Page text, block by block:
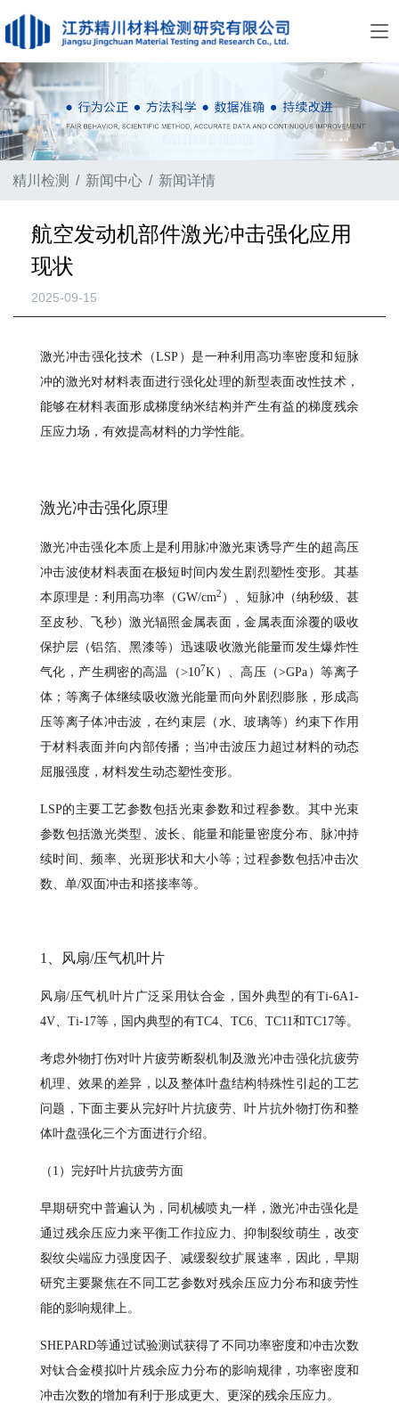
精川检测 新闻中心 新闻详情
航空发动机部件激光冲击强化应用
现状
2025-09-15
激光冲击强化技术（LSP）是一种利用高功率密度和短脉
冲的激光对材料表面进行强化处理的新型表面改性技术，
能够在材料表面形成梯度纳米结构并产生有益的梯度残余
压应力场，有效提高材料的力学性能。
激光冲击强化原理
激光冲击强化本质上是利用脉冲激光束诱导产生的超高压
冲击波使材料表面在极短时间内发生剧烈塑性变形。其基
本原理是：利用高功率（GW/cm2 ）、短脉冲（纳秒级、甚
至皮秒、飞秒）激光辐照金属表面，金属表面涂覆的吸收
保护层（铝箔、黑漆等）迅速吸收激光能量而发生爆炸性
气化，产生稠密的高温（>107K）、高压（>GPa）等离子
体；等离子体继续吸收激光能量而向外剧烈膨胀，形成高
压等离子体冲击波，在约束层（水、玻璃等）约束下作用
于材料表面并向内部传播；当冲击波压力超过材料的动态
屈服强度，材料发生动态塑性变形。
LSP的主要工艺参数包括光束参数和过程参数。其中光束
参数包括激光类型、波长、能量和能量密度分布、脉冲持
续时间、频率、光斑形状和大小等；过程参数包括冲击次
数、单/双面冲击和搭接率等。
1、风扇/压气机叶片
风扇/压气机叶片广泛采用钛合金，国外典型的有Ti-6A1-
4V、Ti-17等，国内典型的有TC4、TC6、TC11和TC17等。
考虑外物打伤对叶片疲劳断裂机制及激光冲击强化抗疲劳
机理、效果的差异，以及整体叶盘结构特殊性引起的工艺
问题，下面主要从完好叶片抗疲劳、叶片抗外物打伤和整
体叶盘强化三个方面进行介绍。
（1）完好叶片抗疲劳方面
早期研究中普遍认为，同机械喷丸一样，激光冲击强化是
通过残余压应力来平衡工作拉应力、抑制裂纹萌生，改变
裂纹尖端应力强度因子、减缓裂纹扩展速率，因此，早期
研究主要聚焦在不同工艺参数对残余压应力分布和疲劳性
能的影响规律上。
SHEPARD等通过试验测试获得了不同功率密度和冲击次数
对钛合金模拟叶片残余应力分布的影响规律，功率密度和
冲击次数的增加有利于形成更大、更深的残余压应力。